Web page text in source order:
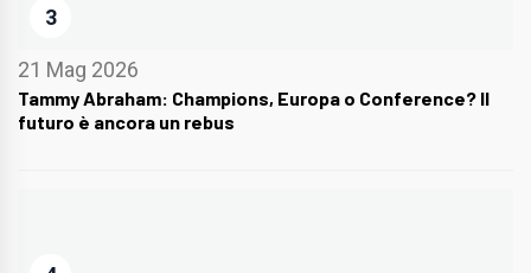
3
21 Mag 2026
Tammy Abraham: Champions, Europa o Conference? Il
futuro è ancora un rebus